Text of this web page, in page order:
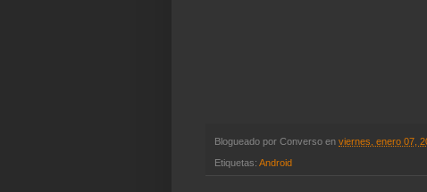
Blogueado por Converso en viernes, enero 07,
Etiquetas: Android